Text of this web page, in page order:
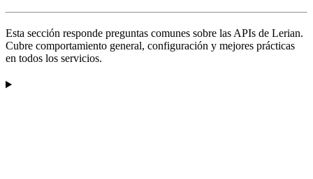
Esta sección responde preguntas comunes sobre las APIs de Lerian.
Cubre comportamiento general, configuración y mejores prácticas
en todos los servicios.